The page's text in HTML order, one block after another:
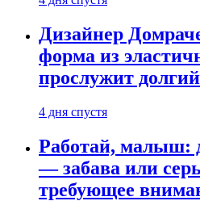
Дизайнер
форма из
прослужит
4 дня спустя
Работай, малыш:
— забава или
требующее